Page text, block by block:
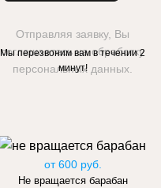
Отправляя заявку, Вы
соглашаетесь на обработку
персональных данных.
Мы перезвоним вам в течении 2
минут!
от 600 руб.
Не вращается барабан